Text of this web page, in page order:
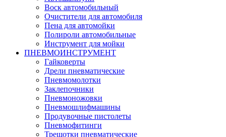
Воск автомобильный
Очистители для автомобиля
Пена для автомойки
Полироли автомобильные
Инструмент для мойки
ПНЕВМОИНСТРУМЕНТ
Гайковерты
Дрели пневматические
Пневмомолотки
Заклепочники
Пневмоножовки
Пневмошлифмашины
Продувочные пистолеты
Пневмофитинги
Трещотки пневматические